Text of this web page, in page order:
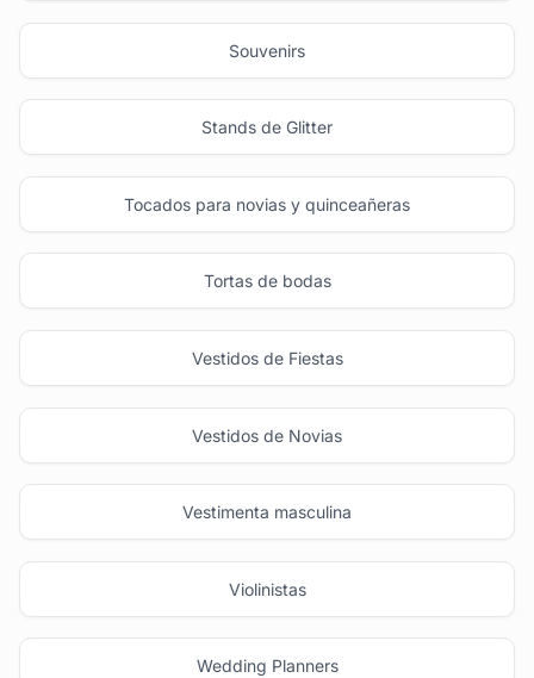
Souvenirs
Stands de Glitter
Tocados para novias y quinceañeras
Tortas de bodas
Vestidos de Fiestas
Vestidos de Novias
Vestimenta masculina
Violinistas
Wedding Planners